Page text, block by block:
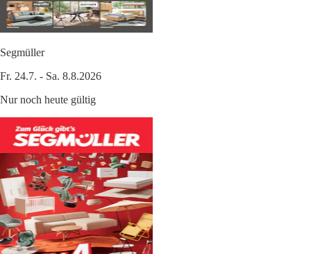
Segmüller
Fr. 24.7. - Sa. 8.8.2026
Nur noch heute gültig